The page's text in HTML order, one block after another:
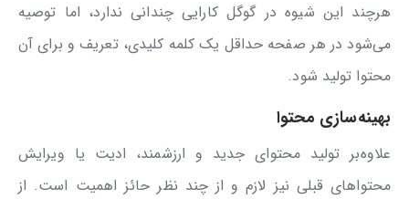
هرچند این شیوه در گوگل کارایی چندانی ندارد، اما توصیه
می‌شود در هر صفحه حداقل یک کلمه کلیدی، تعریف و برای آن
محتوا تولید شود.
بهینه‌سازی محتوا
علاوه‌بر تولید محتوای جدید و ارزشمند، ادیت یا ویرایش
محتواهای قبلی نیز لازم و از چند نظر حائز اهمیت است. از